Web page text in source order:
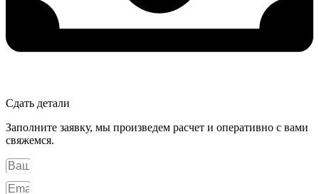
Сдать детали
Заполните заявку, мы произведем расчет и оперативно с вами
свяжемся.